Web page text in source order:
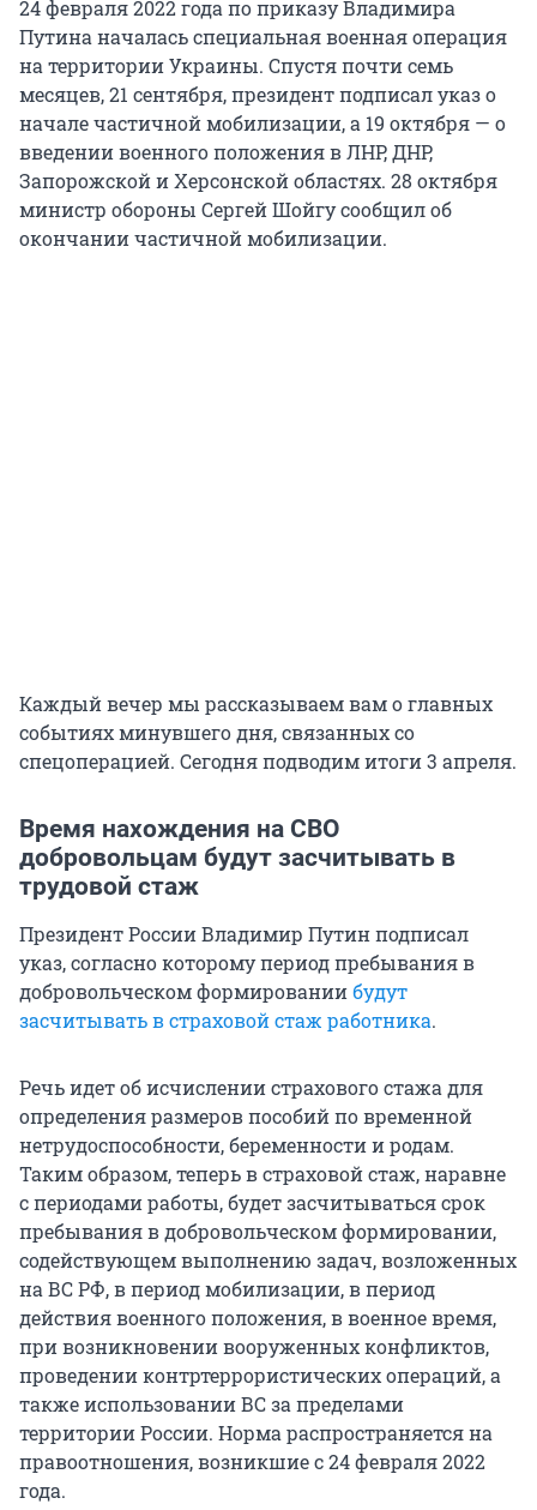
24 февраля 2022 года по приказу Владимира
Путина началась специальная военная операция
на территории Украины. Спустя почти семь
месяцев, 21 сентября, президент подписал указ о
начале частичной мобилизации, а 19 октября — о
введении военного положения в ЛНР, ДНР,
Запорожской и Херсонской областях. 28 октября
министр обороны Сергей Шойгу сообщил об
окончании частичной мобилизации.
Каждый вечер мы рассказываем вам о главных
событиях минувшего дня, связанных со
спецоперацией. Сегодня подводим итоги 3 апреля.
Время нахождения на СВО
добровольцам будут засчитывать в
трудовой стаж
Президент России Владимир Путин подписал
указ, согласно которому период пребывания в
добровольческом формированиибудут
засчитывать в страховой стаж работника.
Речь идет об исчислении страхового стажа для
определения размеров пособий по временной
нетрудоспособности, беременности и родам.
Таким образом, теперь в страховой стаж, наравне
с периодами работы, будет засчитываться срок
пребывания в добровольческом формировании,
содействующем выполнению задач, возложенных
на ВС РФ, в период мобилизации, в период
действия военного положения, в военное время,
при возникновении вооруженных конфликтов,
проведении контртеррористических операций, а
также использовании ВС за пределами
территории России. Норма распространяется на
правоотношения, возникшие с 24 февраля 2022
года.